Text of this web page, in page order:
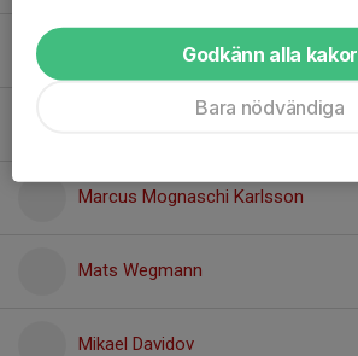
Filip Wängelin
Marcus Mognaschi Karlsson
Mats Wegmann
Mikael Davidov
Godkänn alla kakor
Bara nödvändiga